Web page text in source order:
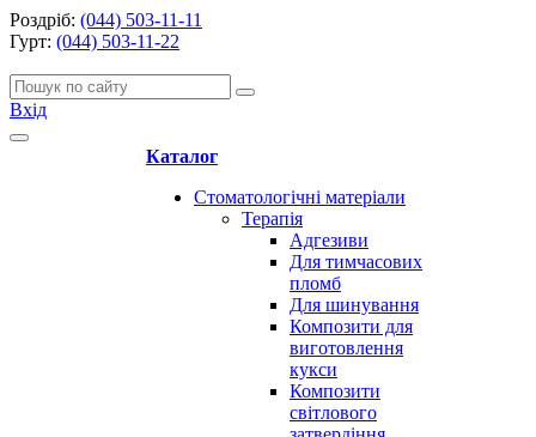
Роздріб: (044) 503-11-11
Гурт: (044) 503-11-22
Вхід
Каталог
Стоматологічні матеріали
Терапія
Адгезиви
Для тимчасових
пломб
Для шинування
Композити для
виготовлення
кукси
Композити
світлового